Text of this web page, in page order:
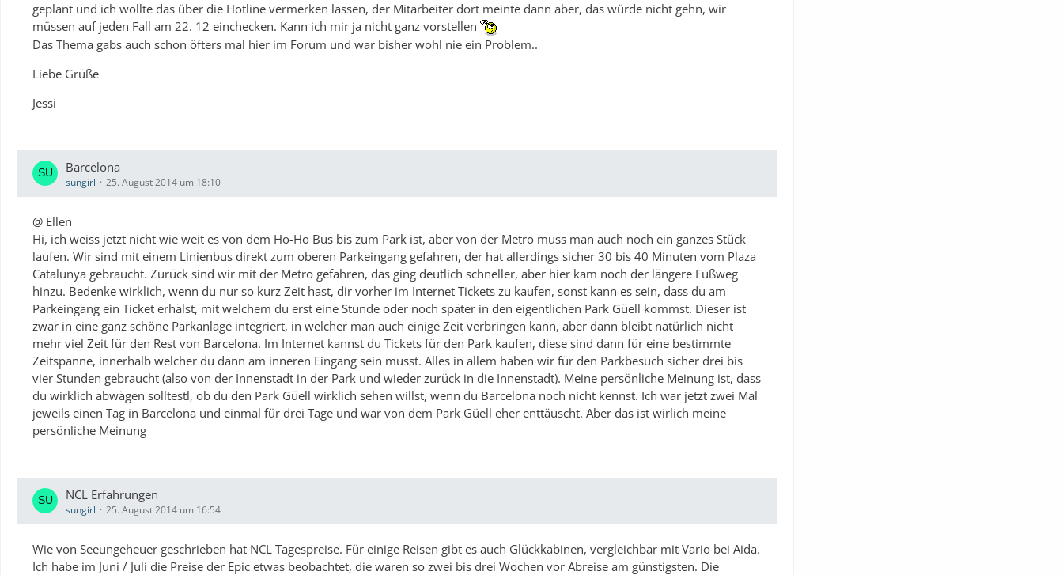
geplant und ich wollte das über die Hotline vermerken lassen, der Mitarbeiter dort meinte dann aber, das würde nicht gehn, wir
müssen auf jeden Fall am 22. 12 einchecken. Kann ich mir ja nicht ganz vorstellen
Das Thema gabs auch schon öfters mal hier im Forum und war bisher wohl nie ein Problem..
Liebe Grüße
Jessi
Barcelona
sungirl 25. August 2014 um 18:10
@ Ellen
Hi, ich weiss jetzt nicht wie weit es von dem Ho-Ho Bus bis zum Park ist, aber von der Metro muss man auch noch ein ganzes Stück
laufen. Wir sind mit einem Linienbus direkt zum oberen Parkeingang gefahren, der hat allerdings sicher 30 bis 40 Minuten vom Plaza
Catalunya gebraucht. Zurück sind wir mit der Metro gefahren, das ging deutlich schneller, aber hier kam noch der längere Fußweg
hinzu. Bedenke wirklich, wenn du nur so kurz Zeit hast, dir vorher im Internet Tickets zu kaufen, sonst kann es sein, dass du am
Parkeingang ein Ticket erhälst, mit welchem du erst eine Stunde oder noch später in den eigentlichen Park Güell kommst. Dieser ist
zwar in eine ganz schöne Parkanlage integriert, in welcher man auch einige Zeit verbringen kann, aber dann bleibt natürlich nicht
mehr viel Zeit für den Rest von Barcelona. Im Internet kannst du Tickets für den Park kaufen, diese sind dann für eine bestimmte
Zeitspanne, innerhalb welcher du dann am inneren Eingang sein musst. Alles in allem haben wir für den Parkbesuch sicher drei bis
vier Stunden gebraucht (also von der Innenstadt in der Park und wieder zurück in die Innenstadt). Meine persönliche Meinung ist, dass
du wirklich abwägen solltestl, ob du den Park Güell wirklich sehen willst, wenn du Barcelona noch nicht kennst. Ich war jetzt zwei Mal
jeweils einen Tag in Barcelona und einmal für drei Tage und war von dem Park Güell eher enttäuscht. Aber das ist wirlich meine
persönliche Meinung
NCL Erfahrungen
sungirl 25. August 2014 um 16:54
Wie von Seeungeheuer geschrieben hat NCL Tagespreise. Für einige Reisen gibt es auch Glückkabinen, vergleichbar mit Vario bei Aida.
Ich habe im Juni / Juli die Preise der Epic etwas beobachtet, die waren so zwei bis drei Wochen vor Abreise am günstigsten. Die